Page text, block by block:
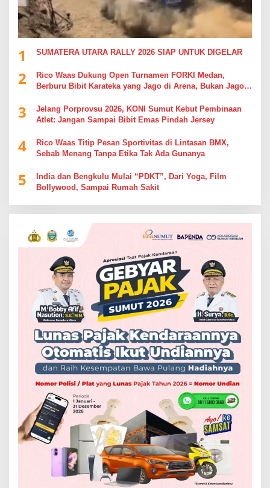
1 SUMATERA UTARA RALLY 2026 SIAP UNTUK DIGELAR
2
Rico Waas Dukung Open Turnamen FORKI Medan,
Berburu Bibit Karateka yang Jago di Arena, Bukan Jago
3
Jelang Porprovsu 2026, KONI Sumut Kebut Pembinaan
Atlet: Jangan Sampai Bibit Emas Pindah Jersey
4
Rico Waas Titip Pesan Sportivitas di Lintasan BMX,
Sebab Menang Tanpa Etika Tak Ada Gunanya
5
India dan Bengkulu Mulai “PDKT”, Dari Yoga, Film
Bollywood, Sampai Rumah Sakit